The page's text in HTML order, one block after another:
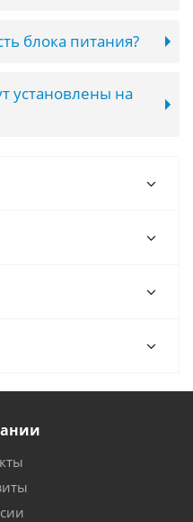
блока питания?
установлены на